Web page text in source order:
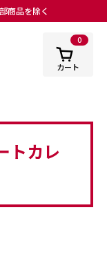
商品を除く
0
カート
トカレ